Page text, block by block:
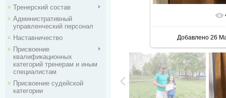
Тренерский состав
Административный
управленческий персонал
Наставничество
Присвоение
квалификационных
категорий тренерам и иным
специалистам
Присвоение судейской
категории
В
Добавлено 26